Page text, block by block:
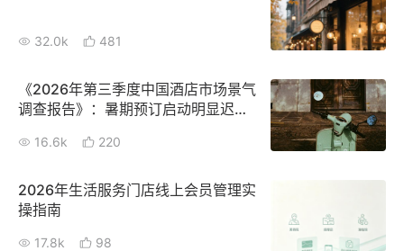
32.0k 481
《2026年第三季度中国酒店市场景气
调查报告》：暑期预订启动明显迟
16.6k 220
2026年生活服务门店线上会员管理实
操指南
17.8k 98